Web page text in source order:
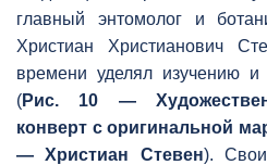
главный энтомолог и
Христиан Христианович
времени уделял изучению и
(Рис. 10 —
конверт с оригинальной
— Христиан Стевен).